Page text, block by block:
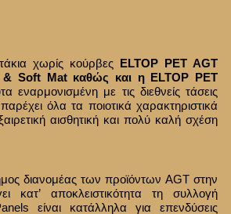
χωρίς κούρβες ELTOP PET AGT
Soft Mat καθώς και η ELTOP PET
εναρμονισμένη με τις διεθνείς τάσεις
όλα τα ποιοτικά χαρακτηριστικά
αισθητική και πολύ καλή σχέση
διανομέας των προϊόντων AGT στην
κατ’ αποκλειστικότητα τη συλλογή
είναι κατάλληλα για επενδύσεις